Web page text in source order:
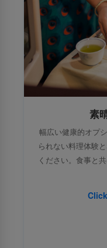
素
幅広い健康的オプ
られない料理体験
ください。食事と